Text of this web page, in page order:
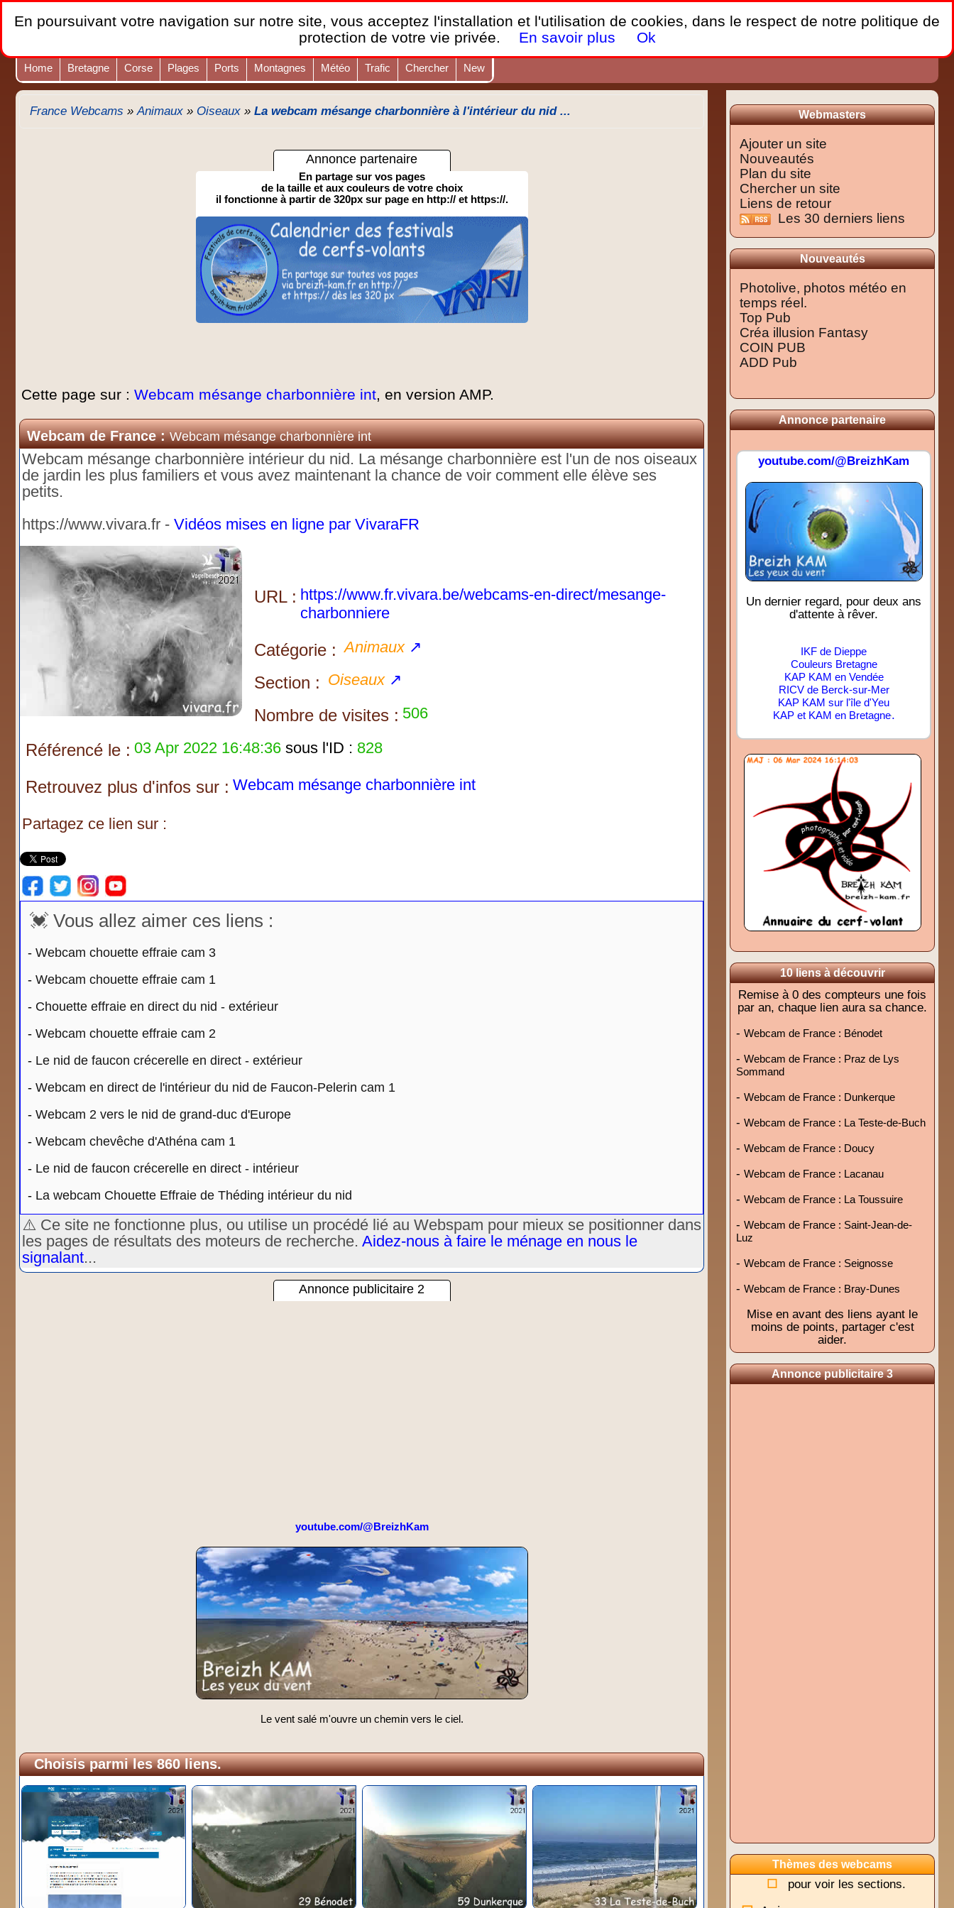
France Webcams,
Les webcams sur mobiles, portables et PC.
Home Bretagne Corse Plages Ports Montagnes Météo Trafic Chercher New
France Webcams »Animaux » Oiseaux » La webcam mésange charbonnière à l'intérieur du nid ...
Annonce partenaire
En partage sur vos pages
de la taille et aux couleurs de votre choix
il fonctionne à partir de 320px sur page en http:// et https://.
Cette page sur : Webcam mésange charbonnière int, en version AMP.
Webcam de France :Webcam mésange charbonnière int
Webcam mésange charbonnière intérieur du nid. La mésange charbonnière est l'un de nos oiseaux
de jardin les plus familiers et vous avez maintenant la chance de voir comment elle élève ses
petits.
https://www.vivara.fr - Vidéos mises en ligne par VivaraFR
URL : https://www.fr.vivara.be/webcams-en-direct/mesange-
charbonniere
Catégorie : Animaux↗
Section : Oiseaux↗
Nombre de visites : 506
Référencé le : 03 Apr 2022 16:48:36 sous l'ID : 828
Retrouvez plus d'infos sur : Webcam mésange charbonnière int
Partagez ce lien sur :
💓 Vous allez aimer ces liens :
- Webcam chouette effraie cam 3
- Webcam chouette effraie cam 1
- Chouette effraie en direct du nid - extérieur
- Webcam chouette effraie cam 2
- Le nid de faucon crécerelle en direct - extérieur
- Webcam en direct de l'intérieur du nid de Faucon-Pelerin cam 1
- Webcam 2 vers le nid de grand-duc d'Europe
- Webcam chevêche d'Athéna cam 1
- Le nid de faucon crécerelle en direct - intérieur
- La webcam Chouette Effraie de Théding intérieur du nid
⚠️ Ce site ne fonctionne plus, ou utilise un procédé lié au Webspam pour mieux se positionner dans
les pages de résultats des moteurs de recherche. Aidez-nous à faire le ménage en nous le
signalant...
Annonce publicitaire 2
youtube.com/@BreizhKam
Le vent salé m'ouvre un chemin vers le ciel.
Choisis parmi les 860 liens.
Webmasters
Ajouter un site
Nouveautés
Plan du site
Chercher un site
Liens de retour
Les 30 derniers liens
Nouveautés
Photolive, photos météo en
temps réel.
Top Pub
Créa illusion Fantasy
COIN PUB
ADD Pub
Annonce partenaire
youtube.com/@BreizhKam
Un dernier regard, pour deux ans
d'attente à rêver.
IKF de Dieppe
Couleurs Bretagne
KAP KAM en Vendée
RICV de Berck-sur-Mer
KAP KAM sur l'île d'Yeu
KAP et KAM en Bretagne.
10 liens à découvrir
Remise à 0 des compteurs une fois
par an, chaque lien aura sa chance.
- Webcam de France : Bénodet
- Webcam de France : Praz de Lys
Sommand
- Webcam de France : Dunkerque
- Webcam de France : La Teste-de-Buch
- Webcam de France : Doucy
- Webcam de France : Lacanau
- Webcam de France : La Toussuire
- Webcam de France : Saint-Jean-de-
Luz
- Webcam de France : Seignosse
- Webcam de France : Bray-Dunes
Mise en avant des liens ayant le
moins de points, partager c'est
aider.
Annonce publicitaire 3
Thèmes des webcams
pour voir les sections.
En poursuivant votre navigation sur notre site, vous acceptez l'installation et l'utilisation de cookies, dans le respect de notre politique de
protection de votre vie privée.
En savoir plus Ok